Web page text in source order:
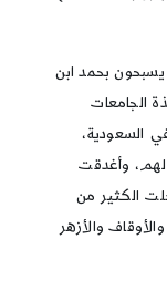
يسبحون بحمد ابن
الجامعات
السعودية،
لهم، وأغدقت
الكثير من
والأزهر